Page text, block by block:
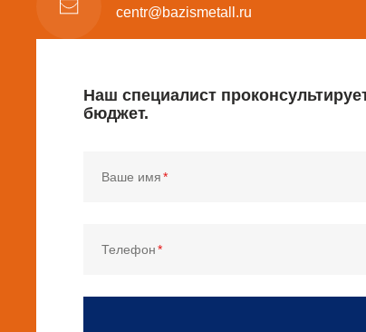
centr@bazismetall.ru
Наш специалист
бюджет.
Ваше имя
Телефон